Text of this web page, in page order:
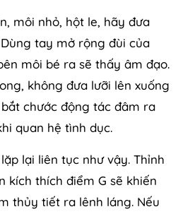
môi nhỏ, hột le, hãy đưa
tay mở rộng đùi của
môi bé ra sẽ thấy âm đạo.
không đưa lưỡi lên xuống
chước động tác đâm ra
quan hệ tình dục.
lại liên tục như vậy. Thỉnh
kích thích điểm G sẽ khiến
thủy tiết ra lênh láng. Nếu